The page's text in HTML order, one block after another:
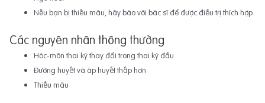
Nếu bạn bị thiếu máu, hãy báo với bác sĩ để được điều trị thích hợp
Các nguyên nhân thông thường
Hóc-môn thai kỳ thay đổi trong thai kỳ đầu
Đường huyết và áp huyết thấp hơn
Thiếu máu